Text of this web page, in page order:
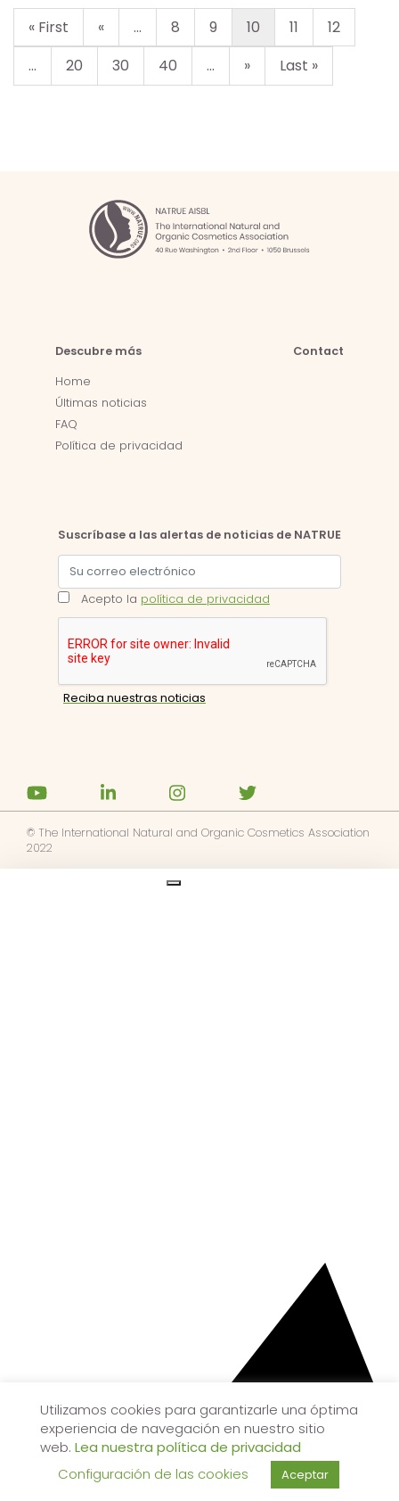
« First « ... 8 9 10 11
12
...
20 30 40 ... » Last »
Descubre más
Home
Últimas noticias
FAQ
Política de privacidad
Contact
Suscríbase a las alertas de noticias de NATRUE
Acepto la política de privacidad
© The International Natural and Organic Cosmetics Association
2022
Utilizamos cookies para garantizarle una óptima
experiencia de navegación en nuestro sitio
web. Lea nuestra política de privacidad
Configuración de las cookies
Aceptar